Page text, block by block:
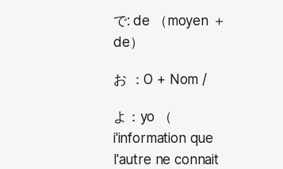
で: de （moyen ＋
de）
お ：O + Nom /
よ：yo （
i'information que
l'autre ne connait